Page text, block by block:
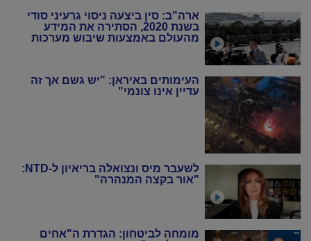
ארה"ב: סין ביצעה ניסוי גרעיני סודי
בשנת 2020, הסתירה את המידע
מהעולם באמצעות שיבוש מערכות
העימותים באיראן: "יש גשם אך זה
עדיין אינו צונמי"
לשעבר מיס ונצואלה בריאיון ל-NTD:
"אור בקצה המנהרה"
מומחה לביטחון: הגדרת ה"אחים